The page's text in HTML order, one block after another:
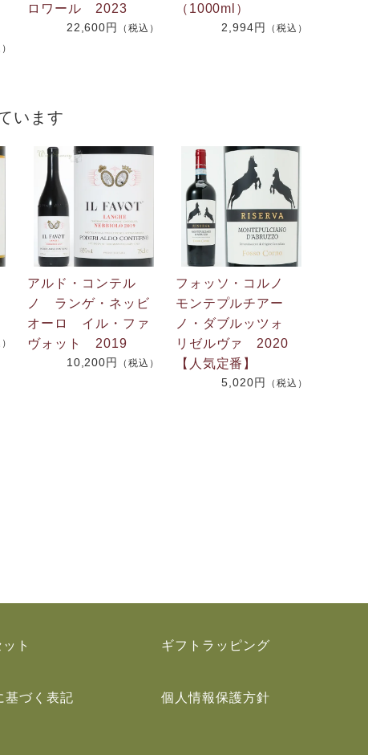
ロワール 2023
22,600円 （税込）
（1000ml）
2,994円 （税込）
います
アルド・コンテル
ノ ランゲ・ネッビ
オーロ イル・ファ
ヴォット 2019
10,200円 （税込）
フォッソ・コルノ
モンテプルチアー
ノ・ダブルッツォ
リゼルヴァ 2020
【人気定番】
5,020円 （税込）
ト ギフトラッピング
基づく表記 個人情報保護方針